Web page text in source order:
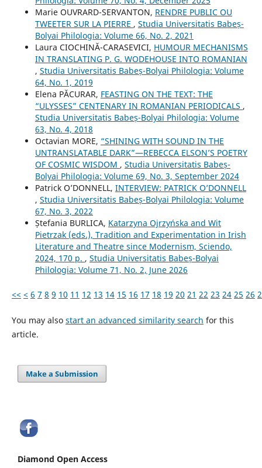
Marie OUVRARD-SERVANTON, RENDRE PUBLIC OU
TWEETER SUR LA PIERRE , Studia Universitatis Babeș-
Bolyai Philologia: Volume 66, No. 2, 2021
Laura CIOCHINĂ-CARASEVICI, HUMOUR MECHANISMS
IN TRANSLATING P. G. WODEHOUSE INTO ROMANIAN
, Studia Universitatis Babeș-Bolyai Philologia: Volume
64, No. 1, 2019
Elena PĂCURAR, FEASTING ON THE TEXT: THE
“ULYSSES” CENTENARY IN ROMANIAN PERIODICALS ,
Studia Universitatis Babeș-Bolyai Philologia: Volume
63, No. 4, 2018
Octavian MORE, “SHINING WITH SOUND IN THE
UNTRANSLATABLE DARK”—REBECCA ELSON’S POETRY
OF COSMIC WISDOM , Studia Universitatis Babeș-
Bolyai Philologia: Volume 69, No. 3, September 2024
Patrick O’DONNELL, INTERVIEW: PATRICK O’DONNELL
, Studia Universitatis Babeș-Bolyai Philologia: Volume
67, No. 3, 2022
Ștefania BURLICA, Katarzyna Ojrzyńska and Wit
Pietrzak (eds.), Tradition and Experimentation in Irish
Literature and Theatre since Modernism, Sciendo,
2024, 170 p. , Studia Universitatis Babeș-Bolyai
Philologia: Volume 71, No. 2, June 2026
<< < 6 7 8 9 10 11 12 13 14 15 16 17 18 19 20 21 22 23 24 25 26
You may also start an advanced similarity search for this
article.
Make a Submission
Diamond Open Access